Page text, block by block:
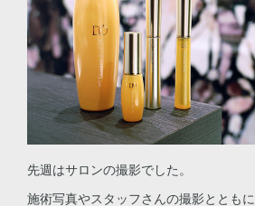
先週はサロンの撮影でした。
施術写真やスタッフさんの撮影とともに